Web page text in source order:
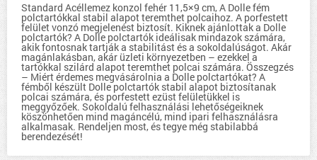
Standard Acéllemez konzol fehér 11,5×9 cm, A Dolle fém
polctartókkal stabil alapot teremthet polcaihoz. A porfestett
felület vonzó megjelenést biztosít. Kiknek ajánlottak a Dolle
polctartók? A Dolle polctartók ideálisak mindazok számára,
akik fontosnak tartják a stabilitást és a sokoldalúságot. Akár
magánlakásban, akár üzleti környezetben – ezekkel a
tartókkal szilárd alapot teremthet polcai számára. Összegzés
– Miért érdemes megvásárolnia a Dolle polctartókat? A
fémből készült Dolle polctartók stabil alapot biztosítanak
polcai számára, és porfestett ezüst felületükkel is
meggyőzőek. Sokoldalú felhasználási lehetőségeiknek
köszönhetően mind magáncélú, mind ipari felhasználásra
alkalmasak. Rendeljen most, és tegye még stabilabbá
berendezését!